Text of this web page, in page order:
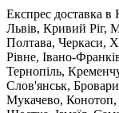
Експрес доставка в
Львів, Кривий Ріг,
Полтава, Черкаси,
Рівне, Івано-
Тернопіль,
Слов'янськ,
Мукачево, Конотоп,